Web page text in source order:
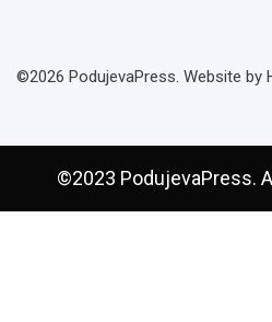
©2026 PodujevaPress. Website by
©2023 PodujevaPress.